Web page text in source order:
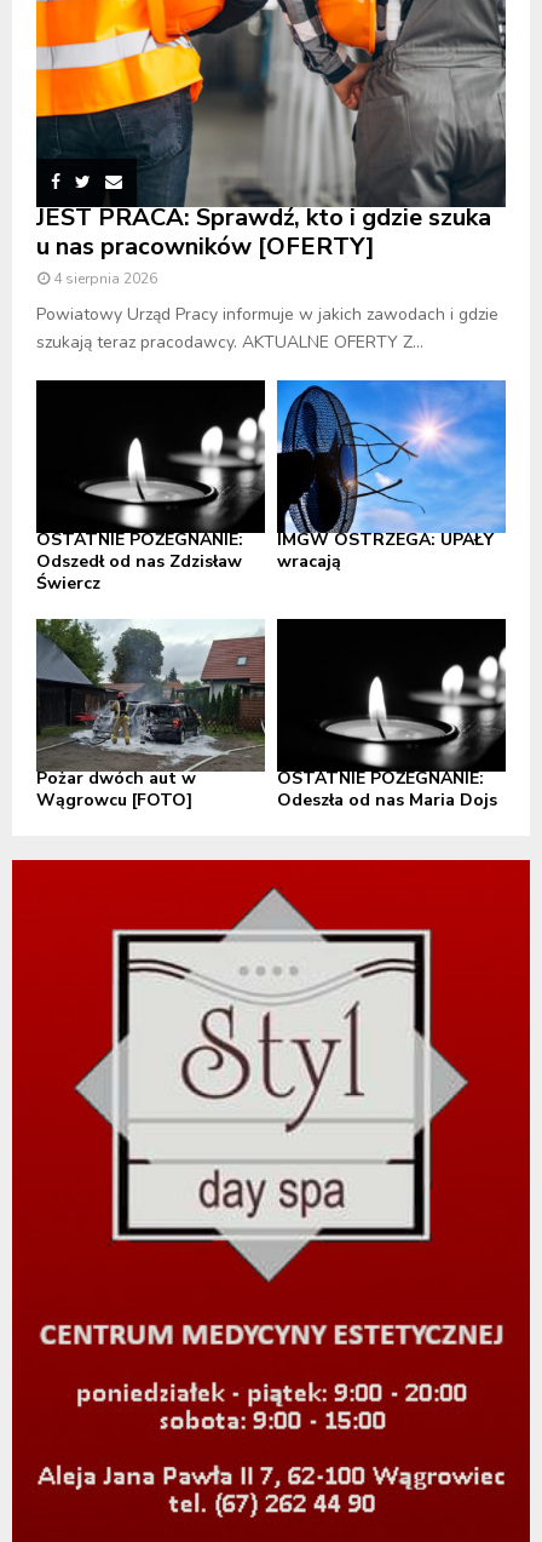
JEST PRACA: Sprawdź, kto i gdzie szuka
u nas pracowników [OFERTY]
4 sierpnia 2026
Powiatowy Urząd Pracy informuje w jakich zawodach i gdzie
szukają teraz pracodawcy. AKTUALNE OFERTY Z...
OSTATNIE POŻEGNANIE:
Odszedł od nas Zdzisław
Świercz
IMGW OSTRZEGA: UPAŁY
wracają
Pożar dwóch aut w
Wągrowcu [FOTO]
OSTATNIE POŻEGNANIE:
Odeszła od nas Maria Dojs